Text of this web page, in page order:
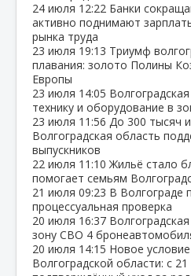
24 июля 12:22 Банки
активно поднимают
рынка труда
23 июля 19:13 Триумф
плавания: золото Полины
Европы
23 июля 14:05
технику и оборудование в
23 июля 11:56 До 300 тысяч
Волгоградская область
выпускников
22 июля 11:10 Жильё стало
помогает семьям
21 июля 09:23 В Волгограде
процессуальная проверка
20 июля 16:37
зону СВО 4
20 июля 14:15 Новое
Волгоградской области: с